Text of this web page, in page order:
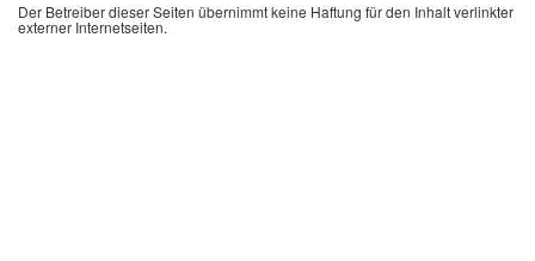
Der Betreiber dieser Seiten übernimmt keine Haftung für den Inhalt verlinkter
externer Internetseiten.